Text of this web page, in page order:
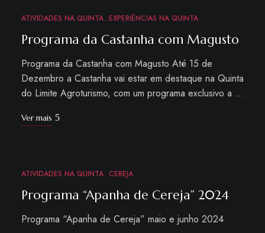
OUT
ATIVIDADES NA QUINTA EXPERIÊNCIAS NA QUINTA
Programa da Castanha com Magusto
Programa da Castanha com Magusto Até 15 de
Dezembro a Castanha vai estar em destaque na Quinta
do Limite Agroturismo, com um programa exclusivo a …
Ver mais
ABR
ATIVIDADES NA QUINTA CEREJA
Programa “Apanha de Cereja” 2024
Programa “Apanha de Cereja” maio e junho 2024